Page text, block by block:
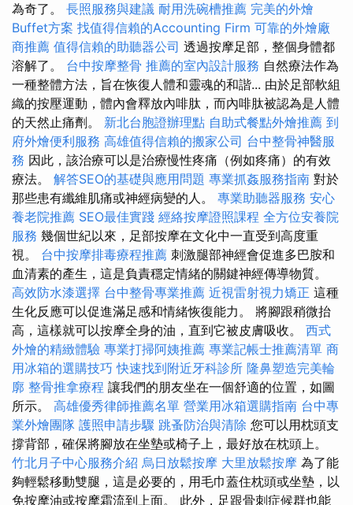
為奇了。 長照服務與建議 耐用洗碗槽推薦 完美的外燴
Buffet方案 找值得信賴的Accounting Firm 可靠的外燴廠
商推薦 值得信賴的助聽器公司 透過按摩足部，整個身體都
溶解了。 台中按摩整骨 推薦的室內設計服務 自然療法作為
一種整體方法，旨在恢復人體和靈魂的和諧... 由於足部軟組
織的按壓運動，體內會釋放內啡肽，而內啡肽被認為是人體
的天然止痛劑。 新北台胞證辦理點 自助式餐點外燴推薦 到
府外燴便利服務 高雄值得信賴的搬家公司 台中整骨神醫服
務 因此，該治療可以是治療慢性疼痛（例如疼痛）的有效
療法。 解答SEO的基礎與應用問題 專業抓姦服務指南 對於
那些患有纖維肌痛或神經病變的人。 專業助聽器服務 安心
養老院推薦 SEO最佳實踐 經絡按摩證照課程 全方位安養院
服務 幾個世紀以來，足部按摩在文化中一直受到高度重
視。 台中按摩排毒療程推薦 刺激腿部神經會促進多巴胺和
血清素的產生，這是負責穩定情緒的關鍵神經傳導物質。
高效防水漆選擇 台中整骨專業推薦 近視雷射視力矯正 這種
生化反應可以促進滿足感和情緒恢復能力。 將腳跟稍微抬
高，這樣就可以按摩全身的油，直到它被皮膚吸收。 西式
外燴的精緻體驗 專業打掃阿姨推薦 專業記帳士推薦清單 商
用冰箱的選購技巧 快速找到附近牙科診所 隆鼻塑造完美輪
廓 整骨推拿療程 讓我們的朋友坐在一個舒適的位置，如圖
所示。 高雄優秀律師推薦名單 營業用冰箱選購指南 台中專
業外燴團隊 護照申請步驟 跳蚤防治與清除 您可以用枕頭支
撐背部，確保將腳放在坐墊或椅子上，最好放在枕頭上。
竹北月子中心服務介紹 烏日放鬆按摩 大里放鬆按摩 為了能
夠輕鬆移動雙腿，這是必要的，用毛巾蓋住枕頭或坐墊，以
免按摩油或按摩霜流到上面。 此外，足跟骨刺症候群也能